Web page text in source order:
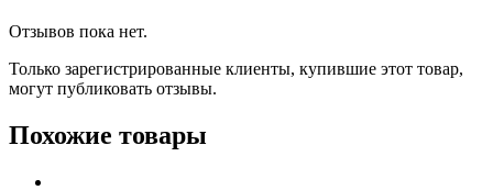
Отзывов пока нет.
Только зарегистрированные клиенты, купившие этот товар,
могут публиковать отзывы.
Похожие товары